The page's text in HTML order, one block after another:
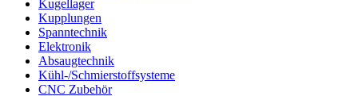
Kugellager
Kupplungen
Spanntechnik
Elektronik
Absaugtechnik
Kühl-/Schmierstoffsysteme
CNC Zubehör